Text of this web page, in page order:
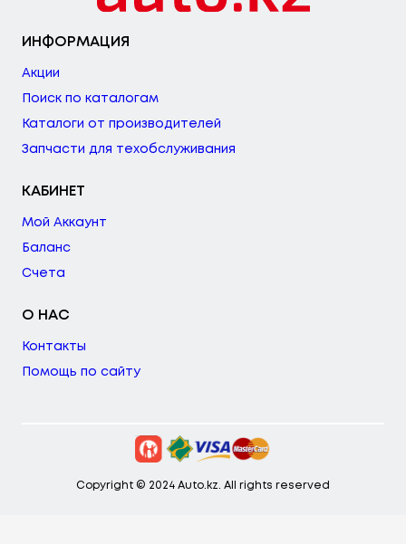
ИНФОРМАЦИЯ
Акции
Поиск по каталогам
Каталоги от производителей
Запчасти для техобслуживания
КАБИНЕТ
Мой Аккаунт
Баланс
Счета
О НАС
Контакты
Помощь по сайту
Copyright © 2024 Auto.kz. All rights reserved